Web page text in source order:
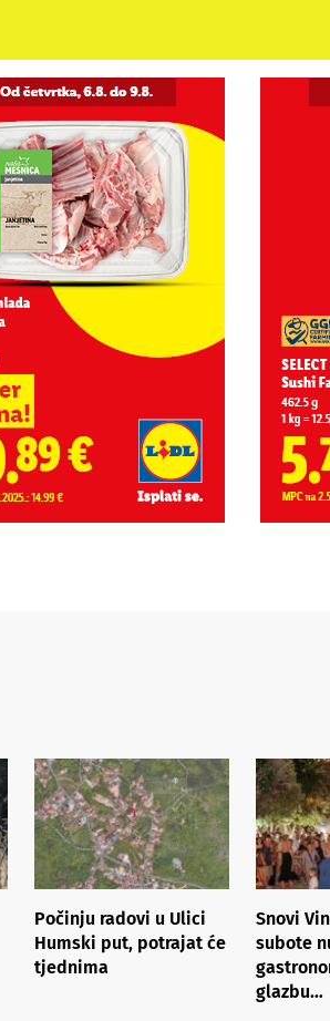
Počinju radovi u Ulici
Humski put, potrajat će
tjednima
Snovi
subote
glazbu…